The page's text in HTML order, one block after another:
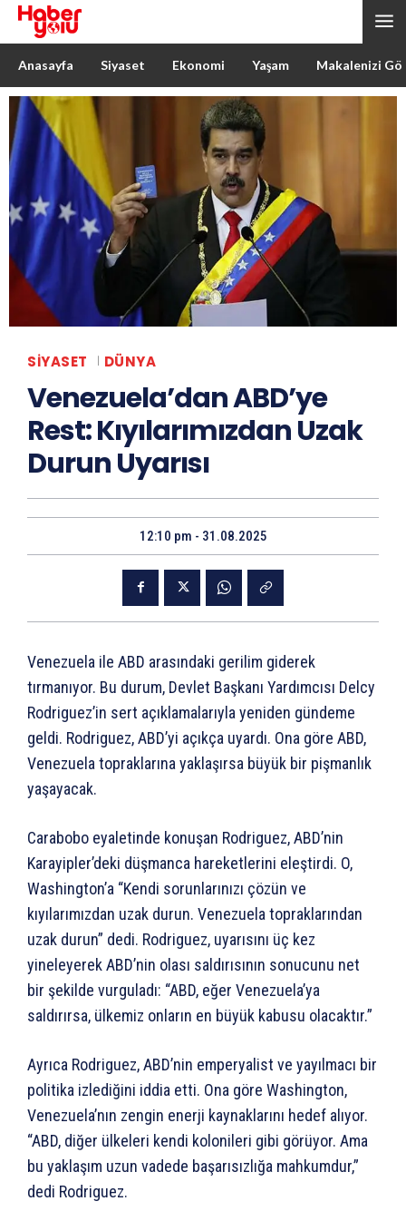
Anasayfa Siyaset Ekonomi Yaşam Makalenizi
SIYASET DÜNYA
Venezuela’dan ABD’ye
Rest: Kıyılarımızdan Uzak
Durun Uyarısı
12:10 pm - 31.08.2025
Venezuela ile ABD arasındaki gerilim giderek
tırmanıyor. Bu durum, Devlet Başkanı Yardımcısı Delcy
Rodriguez’in sert açıklamalarıyla yeniden gündeme
geldi. Rodriguez, ABD’yi açıkça uyardı. Ona göre ABD,
Venezuela topraklarına yaklaşırsa büyük bir pişmanlık
yaşayacak.
Carabobo eyaletinde konuşan Rodriguez, ABD’nin
Karayipler’deki düşmanca hareketlerini eleştirdi. O,
Washington’a “Kendi sorunlarınızı çözün ve
kıyılarımızdan uzak durun. Venezuela topraklarından
uzak durun” dedi. Rodriguez, uyarısını üç kez
yineleyerek ABD’nin olası saldırısının sonucunu net
bir şekilde vurguladı: “ABD, eğer Venezuela’ya
saldırırsa, ülkemiz onların en büyük kabusu olacaktır.”
Ayrıca Rodriguez, ABD’nin emperyalist ve yayılmacı bir
politika izlediğini iddia etti. Ona göre Washington,
Venezuela’nın zengin enerji kaynaklarını hedef alıyor.
“ABD, diğer ülkeleri kendi kolonileri gibi görüyor. Ama
bu yaklaşım uzun vadede başarısızlığa mahkumdur,”
dedi Rodriguez.